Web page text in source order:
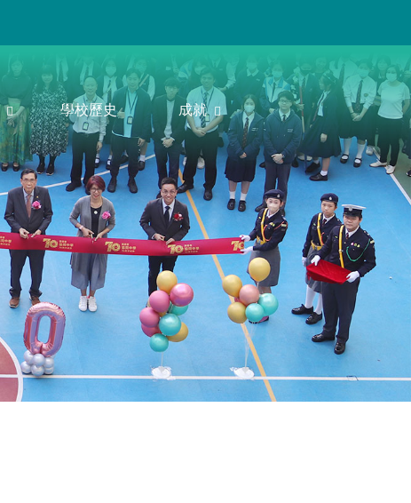
學校歷史 成就